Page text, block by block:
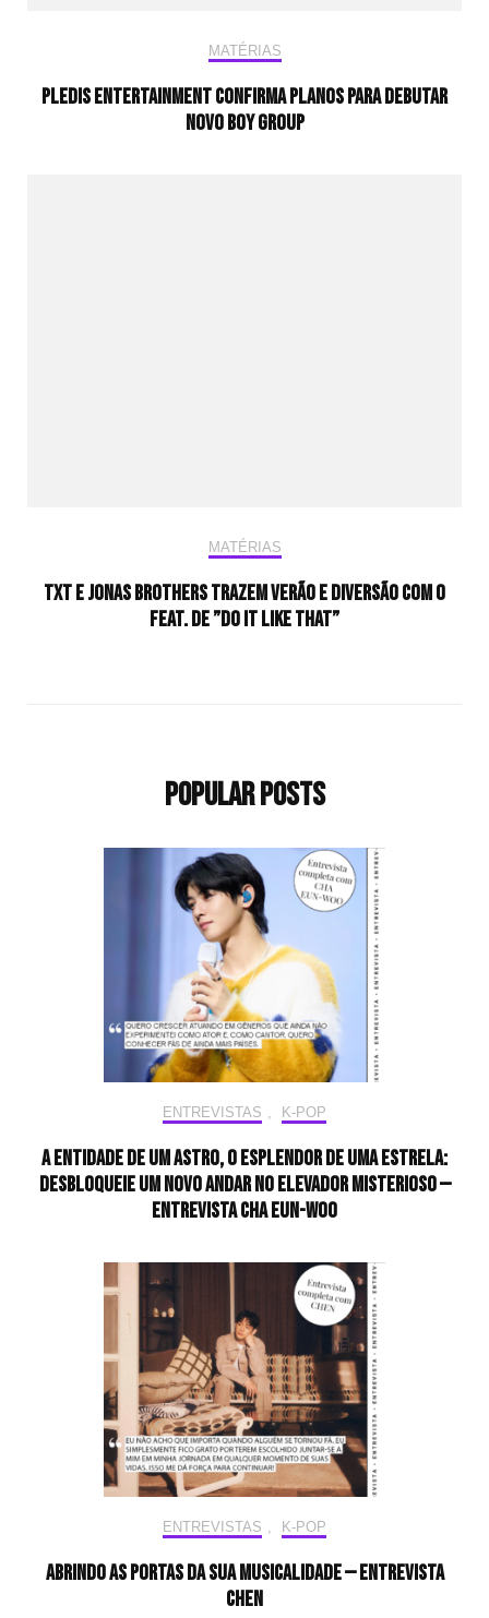
MATÉRIAS
Pledis Entertainment confirma planos para debutar
novo boy group
MATÉRIAS
TXT e Jonas Brothers trazem verão e diversão com o
feat. de ”Do It Like That”
Popular Posts
ENTREVISTAS , K-POP
A entidade de um astro, o esplendor de uma estrela:
desbloqueie um novo andar no elevador misterioso —
Entrevista CHA EUN-WOO
ENTREVISTAS , K-POP
Abrindo as portas da sua musicalidade — Entrevista
CHEN